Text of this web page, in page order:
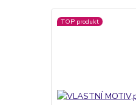
TOP produkt